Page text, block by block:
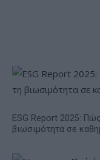
ESG Report 2025:
βιωσιμότητα σε